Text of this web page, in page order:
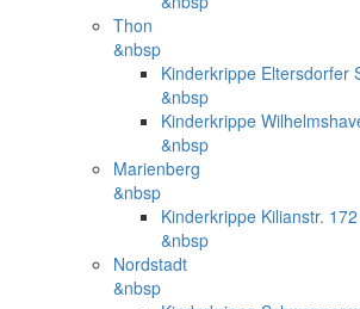
Thon
&nbsp
Kinderkrippe Eltersdorfer
&nbsp
Kinderkrippe
&nbsp
Marienberg
&nbsp
Kinderkrippe Kilianstr. 172
&nbsp
Nordstadt
&nbsp